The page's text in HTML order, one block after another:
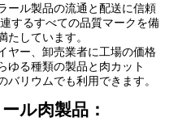
ール製品の流通と配送に信頼
するすべての品質マークを備
たしています。
ヤー、卸売業者に工場の価格
ゆる種類の製品と肉カット
リウムでも利用できます。
ル肉製品：